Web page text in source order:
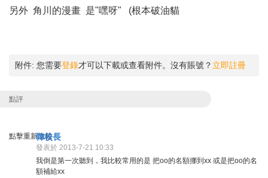
另外 角川的漫畫 是"嘿呀" (根本破油貓
附件: 您需要登錄才可以下載或查看附件。沒有賬號？ 立即註冊
點評
點擊重新加載
韓校長
發表於 2013-7-21 10:33
我倒是第一次聽到，我比較常用的是 把oo的名額挪到xx 或是把oo的名
額補給xx